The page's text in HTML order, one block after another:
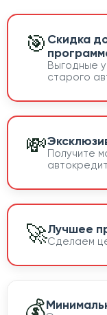
🎯 Скидка
Выгодные
старого
💸Получите
🚀Лучшее
Сделаем
💰